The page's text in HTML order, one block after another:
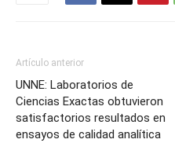
Artículo anterior
UNNE: Laboratorios de
Ciencias Exactas obtuvieron
satisfactorios resultados en
ensayos de calidad analítica